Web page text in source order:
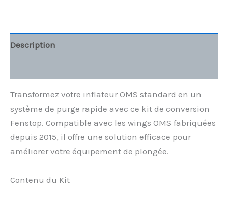
Description
Transformez votre inflateur OMS standard en un
système de purge rapide avec ce kit de conversion
Fenstop. Compatible avec les wings OMS fabriquées
depuis 2015, il offre une solution efficace pour
améliorer votre équipement de plongée.
Contenu du Kit